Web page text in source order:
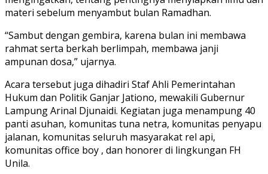
materi sebelum menyambut bulan Ramadhan.
“Sambut dengan gembira, karena bulan ini membawa
rahmat serta berkah berlimpah, membawa janji
ampunan dosa,” ujarnya.
Acara tersebut juga dihadiri Staf Ahli Pemerintahan
Hukum dan Politik Ganjar Jationo, mewakili Gubernur
Lampung Arinal Djunaidi. Kegiatan juga menampung 40
panti asuhan, komunitas tuna netra, komunitas penyapu
jalanan, komunitas seluruh masyarakat rel api,
komunitas office boy , dan honorer di lingkungan FH
Unila.